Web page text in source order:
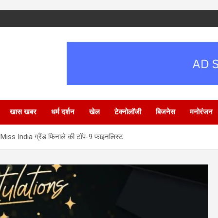
खास खबर धर्म दर्शन खेल टेक्नोलॉजी बिजनेस मनोरंजन
Miss India ग्रैंड फिनाले की टॉप-9 फाइनलिस्ट